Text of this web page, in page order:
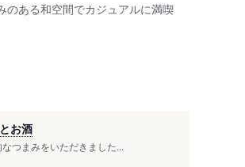
のある和空間でカジュアルに満喫
お酒
つまみをいただきました...